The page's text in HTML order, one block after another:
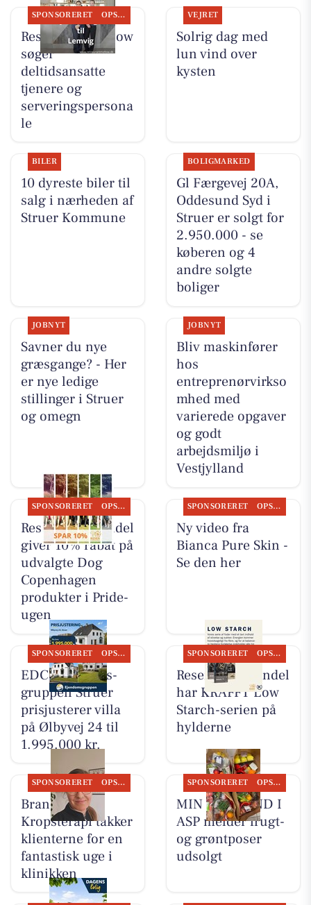
SPONSORERET OPSLAGSTAVLEN
Restaurant Mellow
søger
deltidsansatte
tjenere og
serveringspersona
le
VEJRET
Solrig dag med
lun vind over
kysten
BILER
10 dyreste biler til
salg i nærheden af
Struer Kommune
BOLIGMARKED
Gl Færgevej 20A,
Oddesund Syd i
Struer er solgt for
2.950.000 - se
køberen og 4
andre solgte
boliger
JOBNYT
Savner du nye
græsgange? - Her
er nye ledige
stillinger i Struer
og omegn
JOBNYT
Bliv maskinfører
hos
entreprenørvirkso
mhed med
varierede opgaver
og godt
arbejdsmiljø i
Vestjylland
SPONSORERET OPSLAGSTAVLEN
Resen Landhandel
giver 10% rabat på
udvalgte Dog
Copenhagen
produkter i Pride-
ugen
SPONSORERET OPSLAGSTAVLEN
Ny video fra
Bianca Pure Skin -
Se den her
SPONSORERET OPSLAGSTAVLEN
EDC Ejen­doms­
grup­pen Struer
prisjusterer villa
på Ølbyvej 24 til
1.995.000 kr.
SPONSORERET OPSLAGSTAVLEN
Resen Landhandel
har KRAFFT Low
Starch-serien på
hylderne
SPONSORERET OPSLAGSTAVLEN
Brandsborgs
Kropsterapi takker
klienterne for en
fantastisk uge i
klinikken
SPONSORERET OPSLAGSTAVLEN
MIN KØBMAND I
ASP melder frugt-
og grøntposer
udsolgt